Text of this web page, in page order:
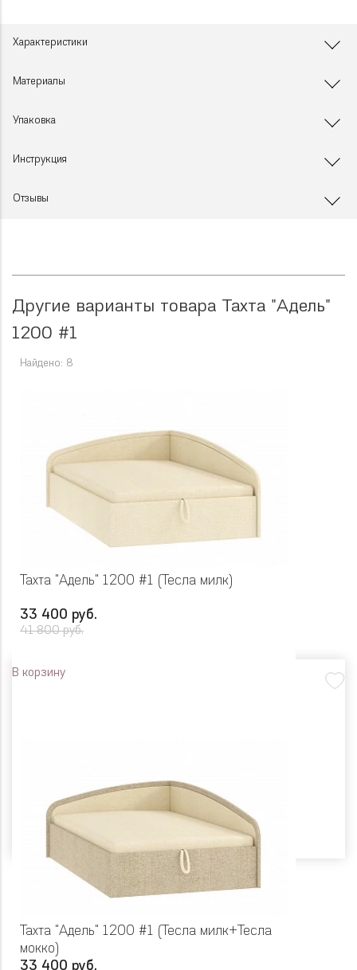
Характеристики
Материалы
Упаковка
Инструкция
Отзывы
Другие варианты товара Тахта "Адель"
1200 #1
Найдено: 8
Тахта "Адель" 1200 #1 (Тесла милк)
33 400 руб.
41 800 руб.
В корзину
Тахта "Адель" 1200 #1 (Тесла милк+Тесла
мокко)
33 400 руб.